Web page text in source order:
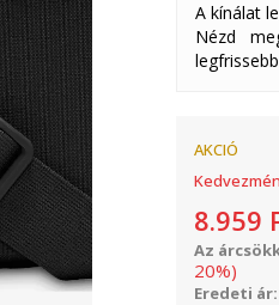
A kínálat
Nézd
AKCIÓ
8.959
Az
20%)
Eredeti ár: